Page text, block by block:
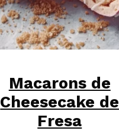
Macarons de
Cheesecake de
Fresa